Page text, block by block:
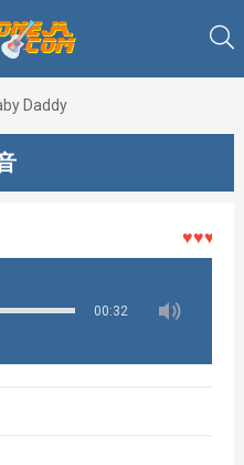
Daddy
♥♥♥着メ
00:32